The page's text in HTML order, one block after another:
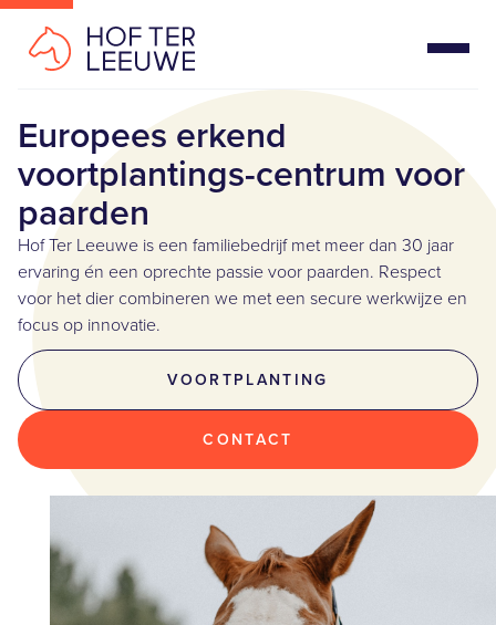
Europees erkend
voortplantings-centrum voor
paarden
Hof Ter Leeuwe is een familiebedrijf met meer dan 30 jaar
ervaring én een oprechte passie voor paarden. Respect
voor het dier combineren we met een secure werkwijze en
focus op innovatie.
VOORTPLANTING
CONTACT